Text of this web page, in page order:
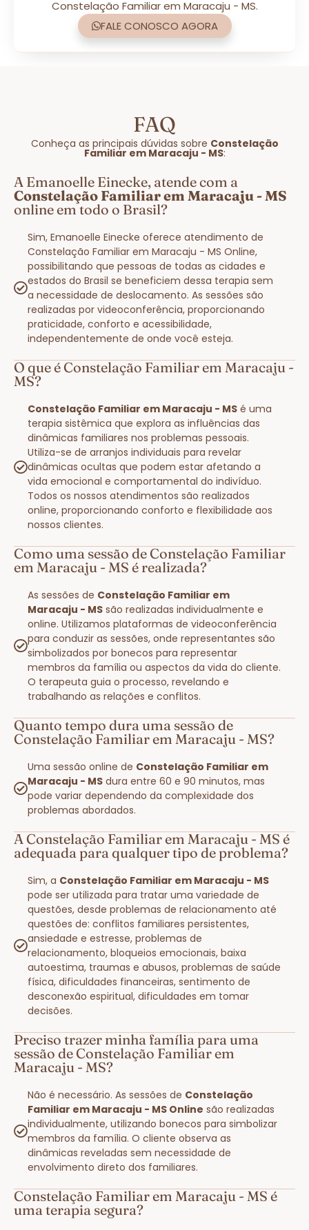
Constelação Familiar em Maracaju - MS.
FALE CONOSCO AGORA
FAQ
Conheça as principais dúvidas sobre Constelação
Familiar em Maracaju - MS:
A Emanoelle Einecke, atende com a
Constelação Familiar em Maracaju - MS
online em todo o Brasil?
Sim, Emanoelle Einecke oferece atendimento de
Constelação Familiar em Maracaju - MS Online,
possibilitando que pessoas de todas as cidades e
estados do Brasil se beneficiem dessa terapia sem
a necessidade de deslocamento. As sessões são
realizadas por videoconferência, proporcionando
praticidade, conforto e acessibilidade,
independentemente de onde você esteja.
O que é Constelação Familiar em Maracaju -
MS?
Constelação Familiar em Maracaju - MS é uma
terapia sistêmica que explora as influências das
dinâmicas familiares nos problemas pessoais.
Utiliza-se de arranjos individuais para revelar
dinâmicas ocultas que podem estar afetando a
vida emocional e comportamental do indivíduo.
Todos os nossos atendimentos são realizados
online, proporcionando conforto e flexibilidade aos
nossos clientes.
Como uma sessão de Constelação Familiar
em Maracaju - MS é realizada?
As sessões de Constelação Familiar em
Maracaju - MS são realizadas individualmente e
online. Utilizamos plataformas de videoconferência
para conduzir as sessões, onde representantes são
simbolizados por bonecos para representar
membros da família ou aspectos da vida do cliente.
O terapeuta guia o processo, revelando e
trabalhando as relações e conflitos.
Quanto tempo dura uma sessão de
Constelação Familiar em Maracaju - MS?
Uma sessão online de Constelação Familiar em
Maracaju - MS dura entre 60 e 90 minutos, mas
pode variar dependendo da complexidade dos
problemas abordados.
A Constelação Familiar em Maracaju - MS é
adequada para qualquer tipo de problema?
Sim, a Constelação Familiar em Maracaju - MS
pode ser utilizada para tratar uma variedade de
questões, desde problemas de relacionamento até
questões de: conflitos familiares persistentes,
ansiedade e estresse, problemas de
relacionamento, bloqueios emocionais, baixa
autoestima, traumas e abusos, problemas de saúde
física, dificuldades financeiras, sentimento de
desconexão espiritual, dificuldades em tomar
decisões.
Preciso trazer minha família para uma
sessão de Constelação Familiar em
Maracaju - MS?
Não é necessário. As sessões de Constelação
Familiar em Maracaju - MS Online são realizadas
individualmente, utilizando bonecos para simbolizar
membros da família. O cliente observa as
dinâmicas reveladas sem necessidade de
envolvimento direto dos familiares.
Constelação Familiar em Maracaju - MS é
uma terapia segura?